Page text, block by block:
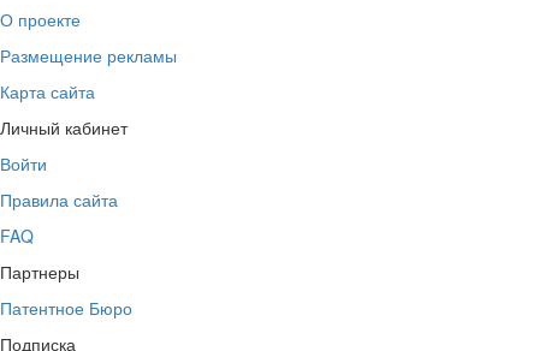
О проекте
Размещение рекламы
Карта сайта
Личный кабинет
Войти
Правила сайта
FAQ
Партнеры
Патентное Бюро
Подписка